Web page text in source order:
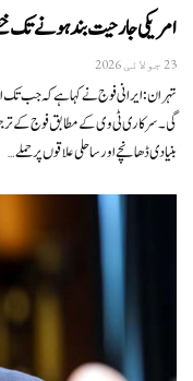
امریکی جارحیت بند ہونے تک
23 جولائی 2026
تہران:ایرانی فوج نے کہا ہے کہ جب تک
گی۔سرکاری ٹی وی کے مطابق فوج کے
بنیادی ڈھانچے اور ساحلی علاقوں پر حملے…